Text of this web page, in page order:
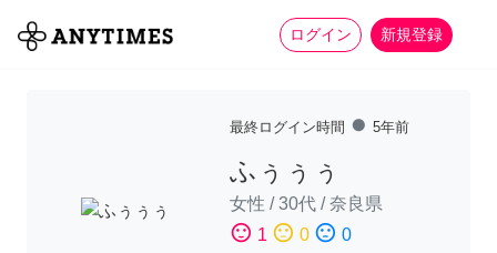
ログイン 新規登録
全て 家事 more_horiz
最終ログイン時間 fiber_manual_record 5年前
ふぅぅぅ
女性 /30代 /奈良県
sentiment_satisfied 1 sentiment_neutral 0 sentiment_dissatisfied 0